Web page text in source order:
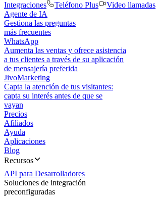
Integraciones
Teléfono Plus Video llamadas
Agente de IA
Gestiona las preguntas
más frecuentes
WhatsApp
Aumenta las ventas y ofrece asistencia
a tus clientes a través de su aplicación
de mensajería preferida
JivoMarketing
Capta la atención de tus visitantes:
capta su interés antes de que se
vayan
Precios
Afiliados
Ayuda
Aplicaciones
Blog
Recursos
API para Desarrolladores
Soluciones de integración
preconfiguradas